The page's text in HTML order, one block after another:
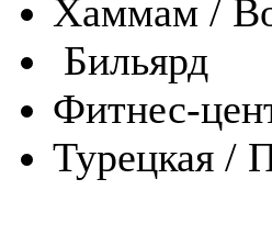
Хаммам /
Бильярд
Фитнес-
Турецкая /